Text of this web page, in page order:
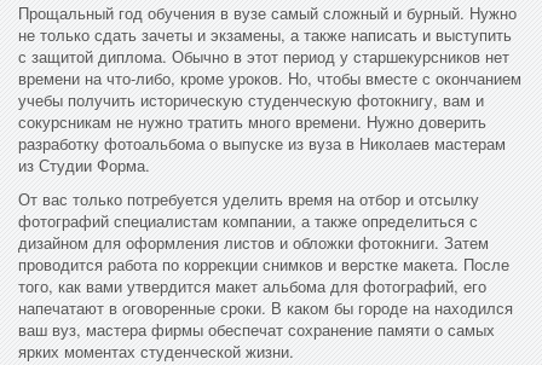
Прощальный год обучения в вузе самый сложный и бурный. Нужно
не только сдать зачеты и экзамены, а также написать и выступить
с защитой диплома. Обычно в этот период у старшекурсников нет
времени на что-либо, кроме уроков. Но, чтобы вместе с окончанием
учебы получить историческую студенческую фотокнигу, вам и
сокурсникам не нужно тратить много времени. Нужно доверить
разработку фотоальбома о выпуске из вуза в Николаев мастерам
из Студии Форма.
От вас только потребуется уделить время на отбор и отсылку
фотографий специалистам компании, а также определиться с
дизайном для оформления листов и обложки фотокниги. Затем
проводится работа по коррекции снимков и верстке макета. После
того, как вами утвердится макет альбома для фотографий, его
напечатают в оговоренные сроки. В каком бы городе на находился
ваш вуз, мастера фирмы обеспечат сохранение памяти о самых
ярких моментах студенческой жизни.